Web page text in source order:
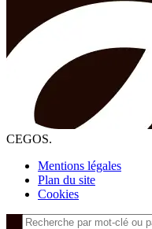
CEGOS.
Mentions légales
Plan du site
Cookies